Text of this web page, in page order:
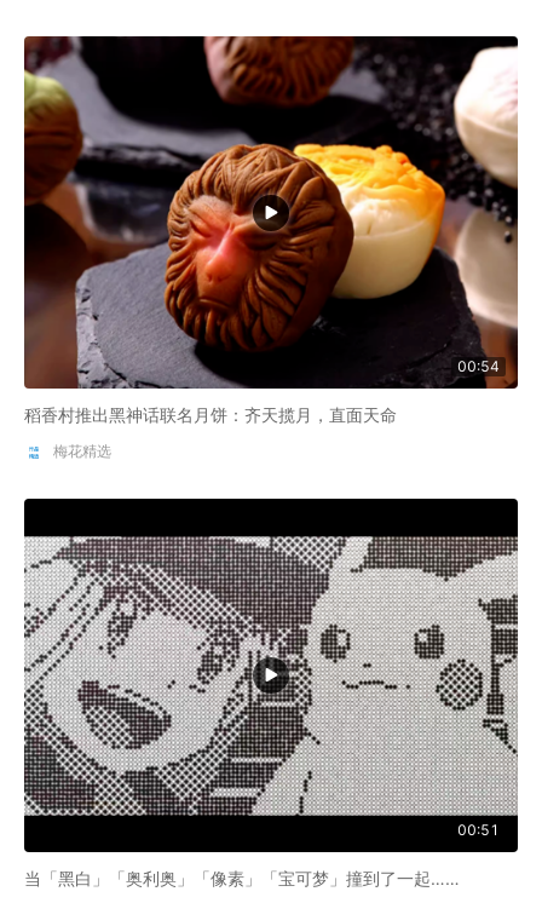
00:54
稻香村推出黑神话联名月饼：齐天揽月，直面天命
梅花精选
00:51
当「黑白」「奥利奥」「像素」「宝可梦」撞到了一起……